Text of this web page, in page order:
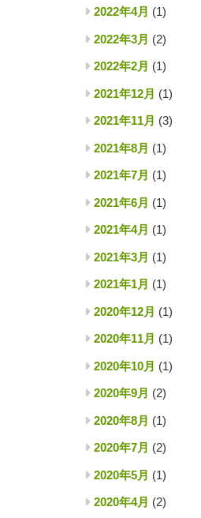
2022年4月 (1)
2022年3月 (2)
2022年2月 (1)
2021年12月 (1)
2021年11月 (3)
2021年8月 (1)
2021年7月 (1)
2021年6月 (1)
2021年4月 (1)
2021年3月 (1)
2021年1月 (1)
2020年12月 (1)
2020年11月 (1)
2020年10月 (1)
2020年9月 (2)
2020年8月 (1)
2020年7月 (2)
2020年5月 (1)
2020年4月 (2)